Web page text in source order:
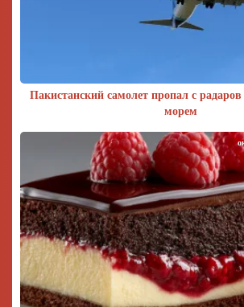
Пакистанский самолет пропал с
морем